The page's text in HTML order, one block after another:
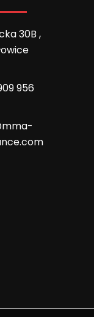
30B ,
956